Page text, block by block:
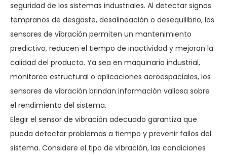
seguridad de los sistemas industriales. Al detectar signos
tempranos de desgaste, desalineación o desequilibrio, los
sensores de vibración permiten un mantenimiento
predictivo, reducen el tiempo de inactividad y mejoran la
calidad del producto. Ya sea en maquinaria industrial,
monitoreo estructural o aplicaciones aeroespaciales, los
sensores de vibración brindan información valiosa sobre
el rendimiento del sistema.
Elegir el sensor de vibración adecuado garantiza que
pueda detectar problemas a tiempo y prevenir fallos del
sistema. Considere el tipo de vibración, las condiciones